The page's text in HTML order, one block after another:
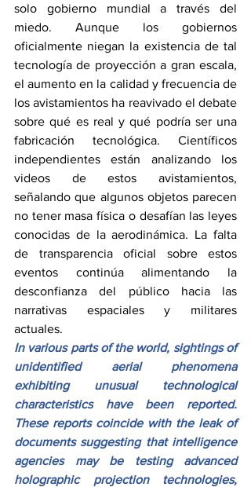
solo gobierno mundial a través del
miedo. Aunque los gobiernos
oficialmente niegan la existencia de tal
tecnología de proyección a gran escala,
el aumento en la calidad y frecuencia de
los avistamientos ha reavivado el debate
sobre qué es real y qué podría ser una
fabricación tecnológica. Científicos
independientes están analizando los
videos de estos avistamientos,
señalando que algunos objetos parecen
no tener masa física o desafían las leyes
conocidas de la aerodinámica. La falta
de transparencia oficial sobre estos
eventos continúa alimentando la
desconfianza del público hacia las
narrativas espaciales y militares
actuales.
In various parts of the world, sightings of
unidentified aerial phenomena
exhibiting unusual technological
characteristics have been reported.
These reports coincide with the leak of
documents suggesting that intelligence
agencies may be testing advanced
holographic projection technologies,